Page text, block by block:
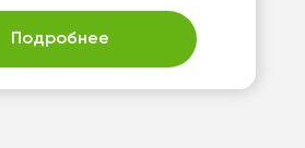
Подробнее